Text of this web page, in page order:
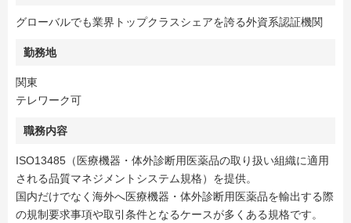
グローバルでも業界トップクラスシェアを誇る外資系認証機関
勤務地
関東
テレワーク可
職務内容
ISO13485（医療機器・体外診断用医薬品の取り扱い組織に適用
される品質マネジメントシステム規格）を提供。
国内だけでなく海外へ医療機器・体外診断用医薬品を輸出する際
の規制要求事項や取引条件となるケースが多くある規格です。